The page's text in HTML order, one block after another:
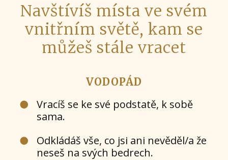
Navštívíš místa ve svém
vnitřním světě, kam se
můžeš stále vracet
VODOPÁD
Vracíš se ke své podstatě, k sobě
sama.
Odkládáš vše, co jsi ani nevěděl/a že
neseš na svých bedrech.